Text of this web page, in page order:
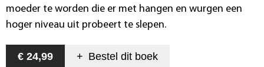
moeder te worden die er met hangen en wurgen een
hoger niveau uit probeert te slepen.
€ 24,99 + Bestel dit boek